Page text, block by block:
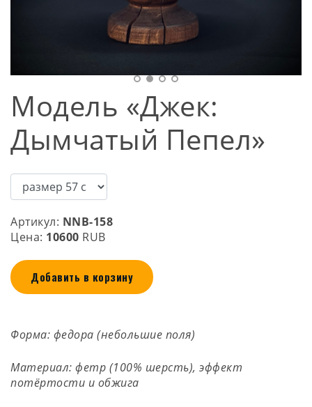
Модель «Джек:
Дымчатый Пепел»
Артикул: NNB-158
Цена: 10600 RUB
Добавить в корзину
Форма: федора (небольшие поля)
Материал: фетр (100% шерсть), эффект
потёртости и обжига